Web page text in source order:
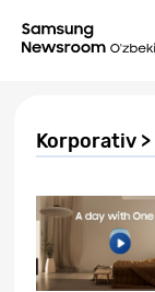
Korporativ >